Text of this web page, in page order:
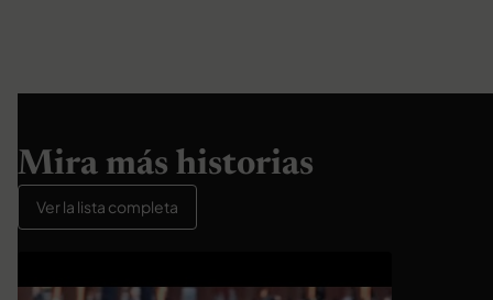
Mira más historias
Ver la lista completa